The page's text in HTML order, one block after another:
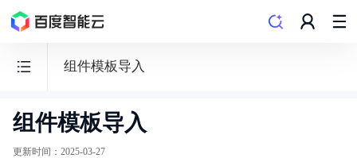
组件模板导入
爱
速
组件模板导入
更新时间 ： 2025-03-27